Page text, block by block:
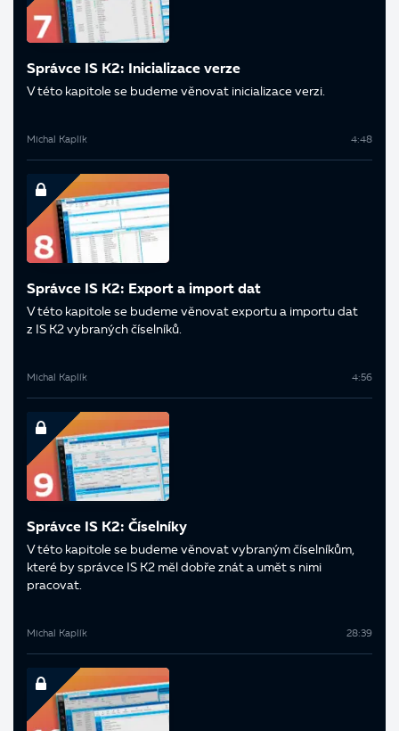
Správce IS K2: Inicializace verze
V této kapitole se budeme věnovat inicializace verzi.
Michal Kaplík 4:48
Správce IS K2: Export a import dat
V této kapitole se budeme věnovat exportu a importu dat
z IS K2 vybraných číselníků.
Michal Kaplík 4:56
Správce IS K2: Číselníky
V této kapitole se budeme věnovat vybraným číselníkům,
které by správce IS K2 měl dobře znát a umět s nimi
pracovat.
Michal Kaplík 28:39